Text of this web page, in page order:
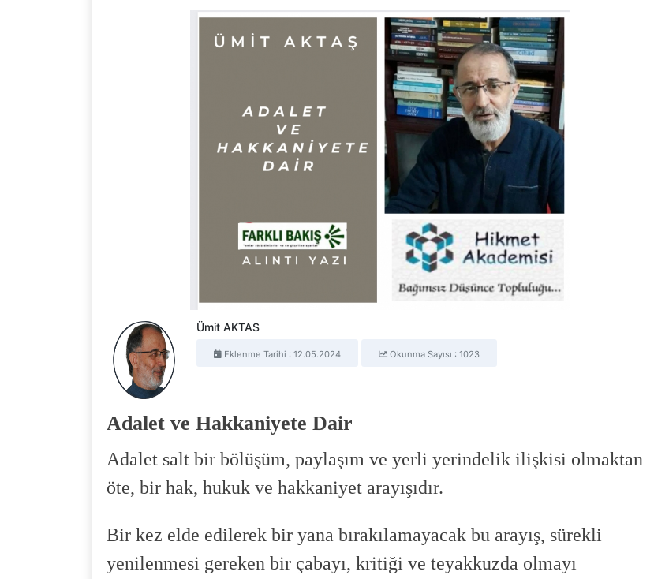
Ümit AKTAS
Eklenme Tarihi : 12.05.2024 Okunma Sayısı : 1023
Adalet ve Hakkaniyete Dair
Adalet salt bir bölüşüm, paylaşım ve yerli yerindelik ilişkisi olmaktan
öte, bir hak, hukuk ve hakkaniyet arayışıdır.
Bir kez elde edilerek bir yana bırakılamayacak bu arayış, sürekli
yenilenmesi gereken bir çabayı, kritiği ve teyakkuzda olmayı